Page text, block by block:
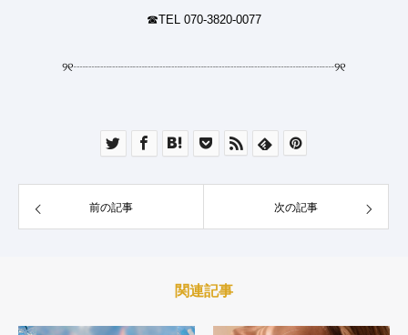
☎︎TEL 070-3820-0077
୨୧┈┈┈┈┈┈┈┈┈┈┈┈┈┈┈┈┈┈┈┈┈┈୨୧
前の記事 次の記事
関連記事